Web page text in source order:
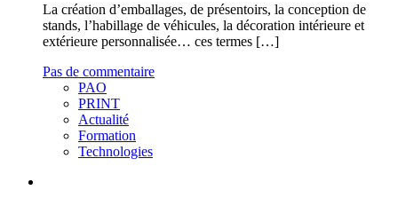
La création d’emballages, de présentoirs, la conception de
stands, l’habillage de véhicules, la décoration intérieure et
extérieure personnalisée… ces termes […]
Pas de commentaire
PAO
PRINT
Actualité
Formation
Technologies